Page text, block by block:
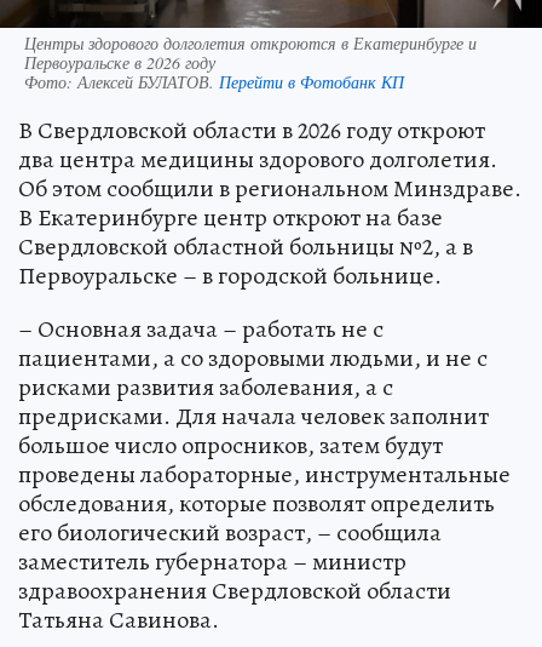
Центры здорового долголетия откроются в Екатеринбурге и
Первоуральске в 2026 году
Фото:Алексей БУЛАТОВ. Перейти в Фотобанк КП
В Свердловской области в 2026 году откроют
два центра медицины здорового долголетия.
Об этом сообщили в региональном Минздраве.
В Екатеринбурге центр откроют на базе
Свердловской областной больницы №2, а в
Первоуральске – в городской больнице.
– Основная задача – работать не с
пациентами, а со здоровыми людьми, и не с
рисками развития заболевания, а с
предрисками. Для начала человек заполнит
большое число опросников, затем будут
проведены лабораторные, инструментальные
обследования, которые позволят определить
его биологический возраст, – сообщила
заместитель губернатора – министр
здравоохранения Свердловской области
Татьяна Савинова.